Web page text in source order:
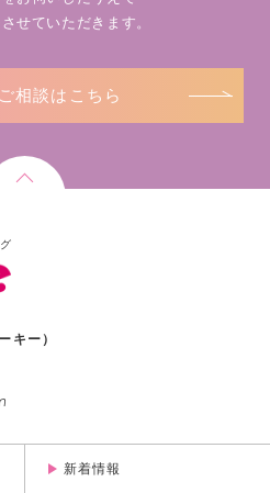
せていただきます。
相談はこちら
キー）
新着情報